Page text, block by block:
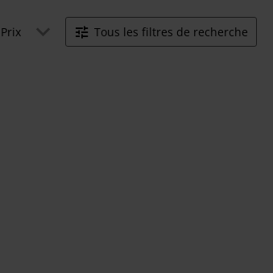
Prix Tous les filtres de recherche